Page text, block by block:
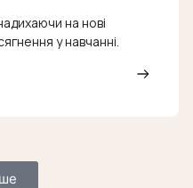
на нові
у навчанні.